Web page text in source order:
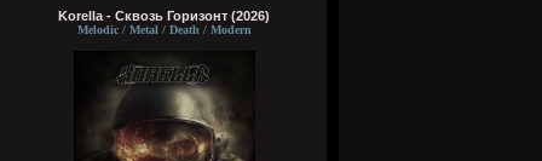
Korella - Сквозь Горизонт (2026)
Melodic / Metal / Death / Modern